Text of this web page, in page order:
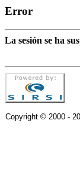
Error
La sesión se ha
Copyright © 2000 -